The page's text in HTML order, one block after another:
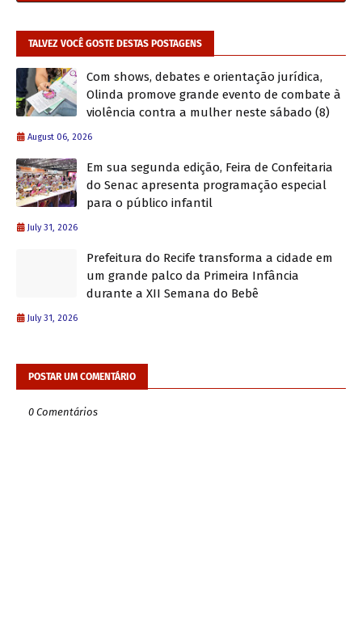
TALVEZ VOCÊ GOSTE DESTAS POSTAGENS
Com shows, debates e orientação jurídica,
Olinda promove grande evento de combate à
violência contra a mulher neste sábado (8)
August 06, 2026
Em sua segunda edição, Feira de Confeitaria
do Senac apresenta programação especial
para o público infantil
July 31, 2026
Prefeitura do Recife transforma a cidade em
um grande palco da Primeira Infância
durante a XII Semana do Bebê
July 31, 2026
POSTAR UM COMENTÁRIO
0 Comentários